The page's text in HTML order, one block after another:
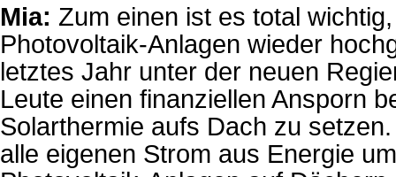
Mia: Zum einen ist es total
Photovoltaik-Anlagen wieder
letztes Jahr unter der neuen
Leute einen finanziellen Ansporn
Solarthermie aufs Dach zu
alle eigenen Strom aus Energie